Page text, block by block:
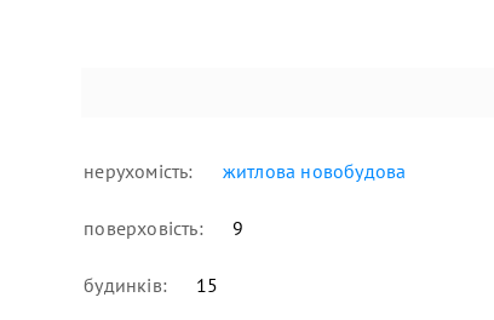
нерухомість: житлова новобудова
поверховість: 9
будинків: 15